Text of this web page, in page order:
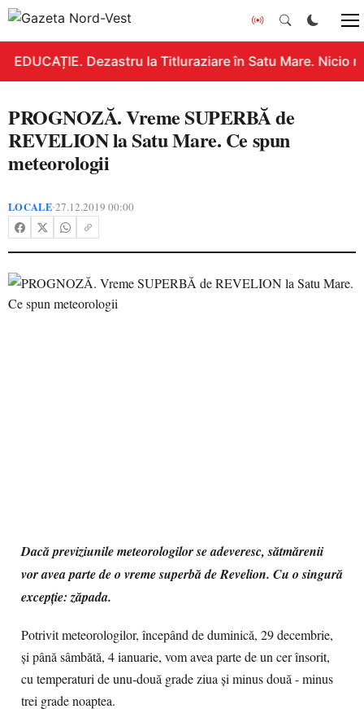
EDUCAȚIE. Dezastru la Titluraziare în Satu Mare. Nicio
PROGNOZĂ. Vreme SUPERBĂ de
REVELION la Satu Mare. Ce spun
meteorologii
LOCALE•27.12.2019 00:00
Dacă previziunile meteorologilor se adeveresc, sătmărenii
vor avea parte de o vreme superbă de Revelion. Cu o singură
excepție: zăpada.
Potrivit meteorologilor, începând de duminică, 29 decembrie,
și până sâmbătă, 4 ianuarie, vom avea parte de un cer însorit,
cu temperaturi de unu-două grade ziua și minus două - minus
trei grade noaptea.